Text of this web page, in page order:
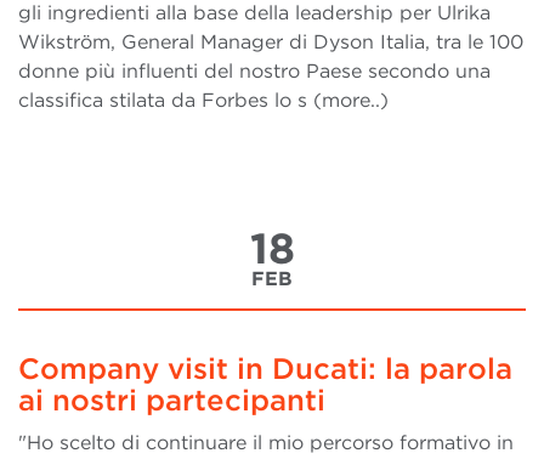
gli ingredienti alla base della leadership per Ulrika
Wikström, General Manager di Dyson Italia, tra le 100
donne più influenti del nostro Paese secondo una
classifica stilata da Forbes lo s (more..)
18
FEB
Company visit in Ducati: la parola
ai nostri partecipanti
"Ho scelto di continuare il mio percorso formativo in